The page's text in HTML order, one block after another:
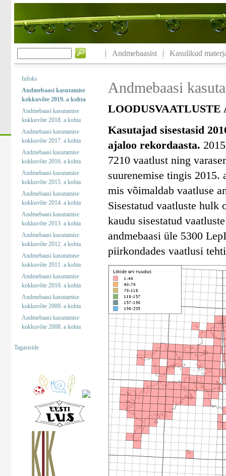
Andmebaasist Kasulikud
Infoks
Andmebaasi kasutamise
kokkuvõte 2019. a kohta
Andmebaasi kasutamise
kokkuvõte 2018. a kohta
Andmebaasi kasutamise
kokkuvõte 2017. a kohta
Andmebaasi kasutamise
kokkuvõte 2016. a kohta
Andmebaasi kasutamise
kokkuvõte 2015. a kohta
Andmebaasi kasutamise
kokkuvõte 2014. a kohta
Andmebaasi kasutamise
kokkuvõte 2013. a kohta
Andmebaasi kasutamise
kokkuvõte 2012. a kohta
Andmebaasi kasutamise
kokkuvõte 2011. a kohta
Andmebaasi kasutamise
kokkuvõte 2010. a kohta
Andmebaasi kasutamise
kokkuvõte 2009. a kohta
Andmebaasi kasutamise
kokkuvõte 2008. a kohta
Tagasiside
Andmebaasi
Kasutajad sisestasid
ajaloo rekordaasta.
7210 vaatlust ning
suurenemise tingis 2015.
mis võimaldab vaatluse
Sisestatud vaatluste hulk
kaudu sisestatud
andmebaasi üle 5300
piirkondades vaatlusi